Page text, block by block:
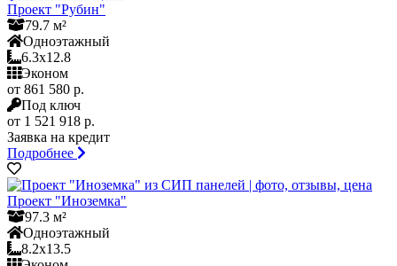
Проект "Рубин"
79.7 м²
Одноэтажный
6.3x12.8
Эконом
от 861 580 р.
Под ключ
от 1 521 918 р.
Заявка на кредит
Подробнее
Проект "Иноземка"
97.3 м²
Одноэтажный
8.2x13.5